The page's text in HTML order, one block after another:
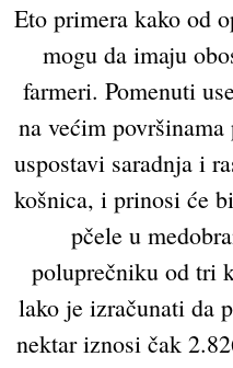
Eto primera kako od
mogu da imaju
farmeri. Pomenuti
na većim
uspostavi saradnja i
košnica, i prinosi će
pčele u
poluprečniku od tri
lako je izračunati da
nektar iznosi čak